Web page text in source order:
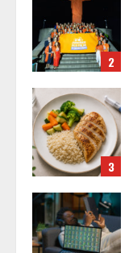
2
3
4